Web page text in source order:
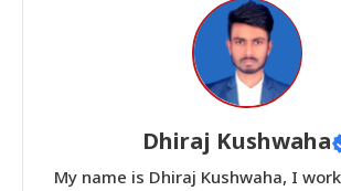
Dhiraj Kushwaha
My name is Dhiraj Kushwaha, I